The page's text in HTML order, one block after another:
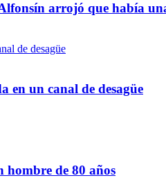
arrojó que había
en un canal de desagüe
hombre de 80 años